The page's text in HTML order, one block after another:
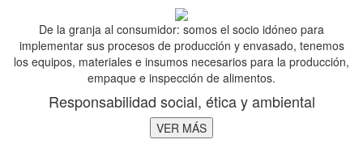
De la granja al consumidor: somos el socio idóneo para
implementar sus procesos de producción y envasado, tenemos
los equipos, materiales e insumos necesarios para la producción,
empaque e inspección de alimentos.
Responsabilidad social, ética y ambiental
VER MÁS